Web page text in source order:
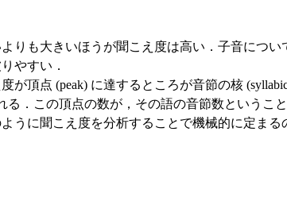
も大きいほうが聞こえ度は高い．子音につ
やすい．
頂点 (peak) に達するところが音節の核
．この頂点の数が，その語の音節数というこ
うに聞こえ度を分析することで機械的に定まる